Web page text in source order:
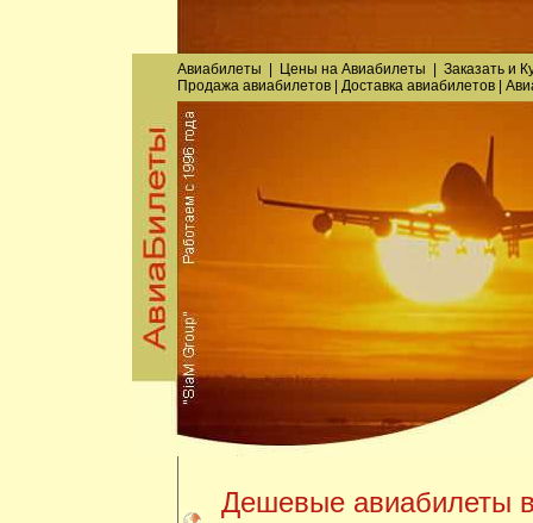
Авиабилеты Цены на Авиабилеты Заказатьи
Продажа авиабилетов| Доставка авиабилетов|
Дешевые авиабилеты